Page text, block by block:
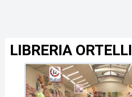
LIBRERIA ORTELLI